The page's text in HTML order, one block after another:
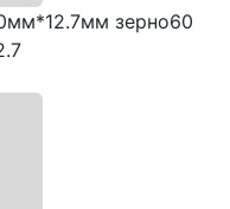
зерно60